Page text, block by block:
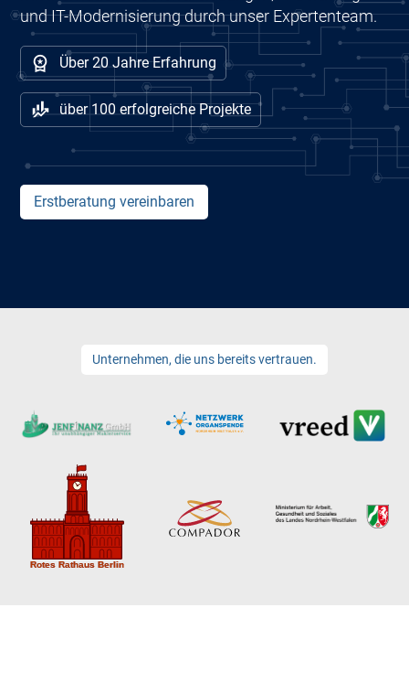
und IT-Modernisierung durch unser Expertenteam.
Über 20 Jahre Erfahrung
über 100 erfolgreiche Projekte
Erstberatung vereinbaren
Unternehmen, die uns bereits vertrauen.